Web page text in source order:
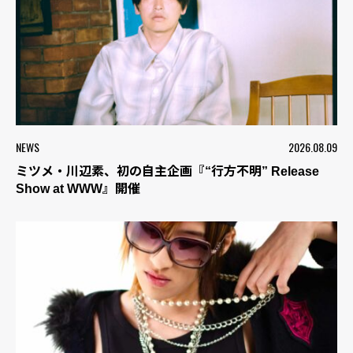
NEWS 2026.08.09
ミツメ・川辺素、初の自主企画『“行方不明” Release
Show at WWW』開催